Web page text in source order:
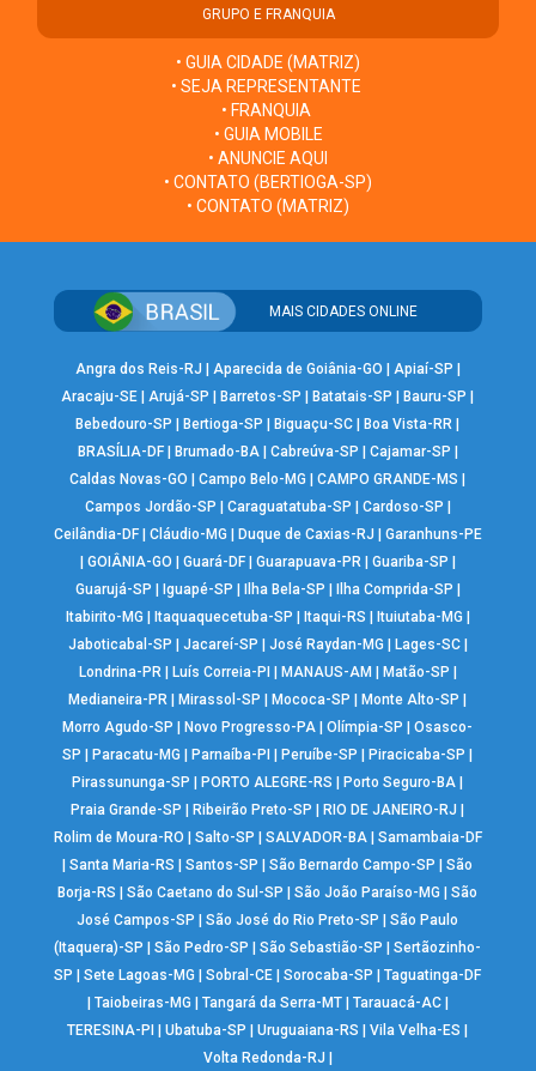
GRUPO E FRANQUIA
• GUIA CIDADE (MATRIZ)
• SEJA REPRESENTANTE
• FRANQUIA
• GUIA MOBILE
• ANUNCIE AQUI
• CONTATO (BERTIOGA-SP)
• CONTATO (MATRIZ)
MAIS CIDADES ONLINE
Angra dos Reis-RJ | Aparecida de Goiânia-GO | Apiaí-SP |
Aracaju-SE | Arujá-SP |Barretos-SP |Batatais-SP |Bauru-SP |
Bebedouro-SP |Bertioga-SP |Biguaçu-SC |Boa Vista-RR |
BRASÍLIA-DF| Brumado-BA| Cabreúva-SP | Cajamar-SP |
Caldas Novas-GO |Campo Belo-MG |CAMPO GRANDE-MS |
Campos Jordão-SP | Caraguatatuba-SP | Cardoso-SP |
Ceilândia-DF| Cláudio-MG | Duque de Caxias-RJ | Garanhuns-PE
| GOIÂNIA-GO | Guará-DF| Guarapuava-PR | Guariba-SP |
Guarujá-SP | Iguapé-SP | Ilha Bela-SP | Ilha Comprida-SP |
Itabirito-MG | Itaquaquecetuba-SP | Itaqui-RS | Ituiutaba-MG |
Jaboticabal-SP | Jacareí-SP | José Raydan-MG | Lages-SC|
Londrina-PR | Luís Correia-PI | MANAUS-AM | Matão-SP |
Medianeira-PR |Mirassol-SP |Mococa-SP |Monte Alto-SP |
Morro Agudo-SP |Novo Progresso-PA |Olímpia-SP |Osasco-
SP |Paracatu-MG |Parnaíba-PI |Peruíbe-SP |Piracicaba-SP |
Pirassununga-SP |PORTO ALEGRE-RS |Porto Seguro-BA |
Praia Grande-SP |Ribeirão Preto-SP |RIO DE JANEIRO-RJ |
Rolim de Moura-RO | Salto-SP | SALVADOR-BA| Samambaia-DF
|Santa Maria-RS |Santos-SP |São Bernardo Campo-SP |São
Borja-RS |São Caetano do Sul-SP |São João Paraíso-MG |São
José Campos-SP |São José do Rio Preto-SP |São Paulo
(Itaquera)-SP |São Pedro-SP |São Sebastião-SP |Sertãozinho-
SP |Sete Lagoas-MG |Sobral-CE |Sorocaba-SP |Taguatinga-DF
| Taiobeiras-MG | Tangará da Serra-MT| Tarauacá-AC|
TERESINA-PI |Ubatuba-SP |Uruguaiana-RS |Vila Velha-ES |
Volta Redonda-RJ |